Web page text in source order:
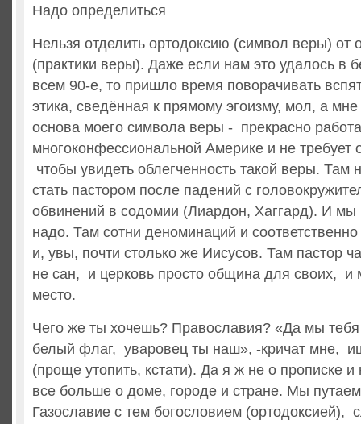
Надо определиться
Нельзя отделить ортодоксию (символ веры) от
(практики веры). Даже если нам это удалось в
всем 90-е, то пришло время поворачивать
этика, сведённая к прямому эгоизму, мол, а
основа моего символа веры - прекрасно
многоконфессиональной Америке и не требует
чтобы увидеть облегченность такой веры. Там
стать пастором после падений с
обвинений в содомии (Лиардон, Хаггард). И мы
надо. Там сотни деноминаций и
и, увы, почти столько же Иисусов. Там пастор
не сан, и церковь просто община для своих, и
место.
Чего же ты хочешь? Православия? «Да мы
белый флаг, уваровец ты наш», -кричат мне,
(проще утопить, кстати). Да я ж не о прописке
все больше о доме, городе и стране. Мы
Газославие с тем богословием (ортодоксией),